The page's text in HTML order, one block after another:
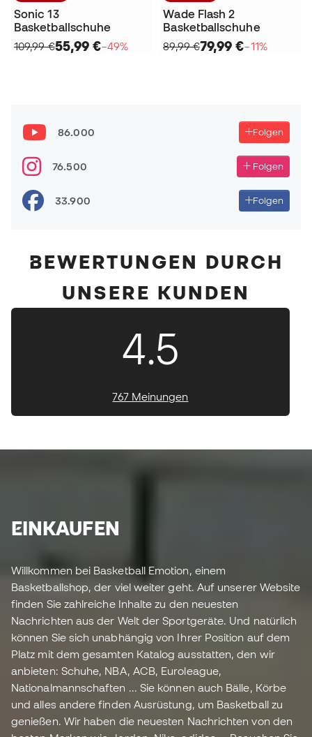
Sonic 13
Basketballschuhe
109,99 €55,99 €−49%
Wade Flash 2
Basketballschuhe
89,99 €79,99 €−11%
86.000 Folgen
76.500 Folgen
33.900 Folgen
BEWERTUNGEN DURCH
UNSERE KUNDEN
4.5
767 Meinungen
EINKAUFEN
Willkommen bei Basketball Emotion, einem
Basketballshop, der viel weiter geht. Auf unserer Website
finden Sie zahlreiche Inhalte zu den neuesten
Nachrichten aus der Welt der Sportgeräte. Und natürlich
können Sie sich unabhängig von Ihrer Position auf dem
Platz mit dem gesamten Katalog ausstatten, den wir
anbieten: Schuhe, NBA, ACB, Euroleague,
Nationalmannschaften ... Sie können auch Bälle, Körbe
und alles andere finden Ausrüstung, um Basketball zu
genießen. Wir haben die neuesten Nachrichten von den